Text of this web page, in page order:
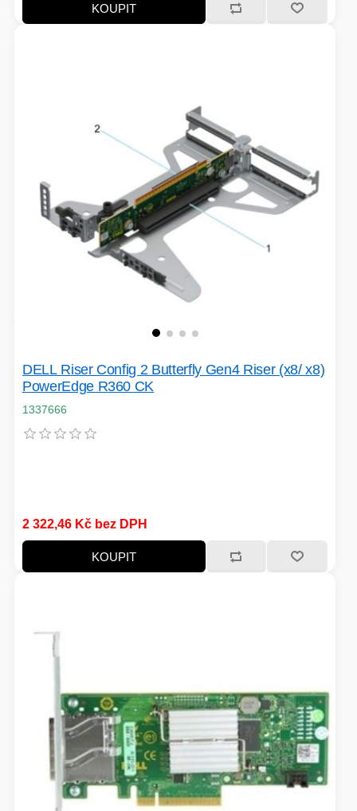
KOUPIT
DELL Riser Config 2 Butterfly Gen4 Riser (x8/ x8)
PowerEdge R360 CK
1337666
2 322,46 Kč bez DPH
KOUPIT